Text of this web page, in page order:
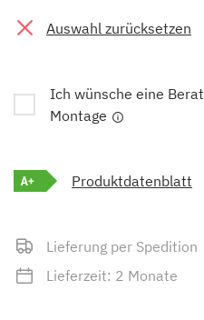
Auswahl zurücksetzen
Ich wünsche eine
Montage
A+ Produktdatenblatt
Lieferung per Spedition
Lieferzeit: 2 Monate